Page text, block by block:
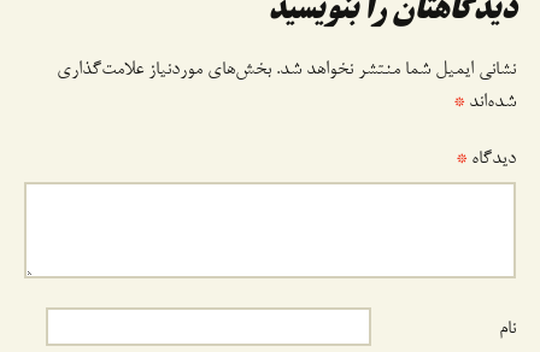
دیدگاهتان را بنویسید
نشانی ایمیل شما منتشر نخواهد شد. بخش‌های موردنیاز علامت‌گذاری
شده‌اند *
دیدگاه *
نام